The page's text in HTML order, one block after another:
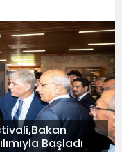
Başladı